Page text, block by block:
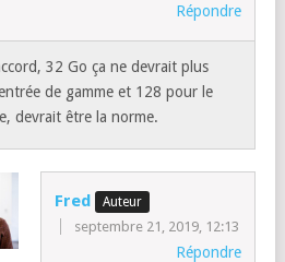
Répondre
32 Go ça ne devrait plus
de gamme et 128 pour le
devrait être la norme.
Fred
septembre 21, 2019, 12:13
Répondre